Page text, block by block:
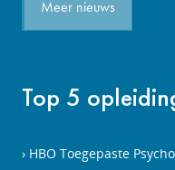
Meer nieuws
Top 5
HBO Toegepaste